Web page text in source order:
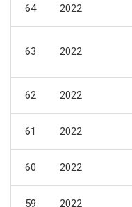
64 2022
63 2022
62 2022
61 2022
60 2022
59 2022